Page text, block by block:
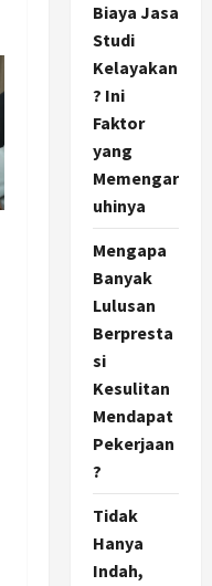
Biaya Jasa
Studi
Kelayakan
? Ini
Faktor
yang
Memengar
uhinya
Mengapa
Banyak
Lulusan
Berpresta
si
Kesulitan
Mendapat
Pekerjaan
?
Tidak
Hanya
Indah,